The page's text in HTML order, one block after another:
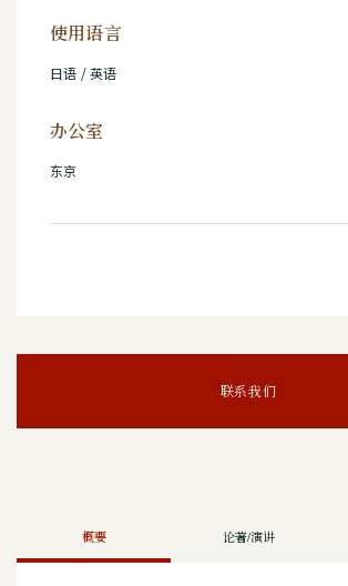
使用语言
日语 / 英语
办公室
东京
联系我们
概要 论著/演讲